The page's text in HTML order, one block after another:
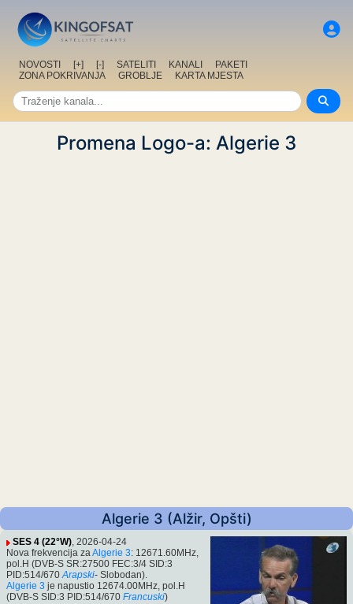
NOVOSTI [+] [-] SATELITI KANALI
PAKETI
ZONA POKRIVANJA
GROBLJE KARTA MJESTA
Promena Logo-a: Algerie 3
Algerie 3 (Alžir, Opšti)
SES 4 (22°W), 2026-04-24
Nova frekvencija zaAlgerie 3: 12671.60MHz,
pol.H (DVB-S SR:27500 FEC:3/4 SID:3
PID:514/670 Arapski- Slobodan).
Algerie 3 je napustio 12674.00MHz, pol.H
(DVB-S SID:3 PID:514/670 Francuski)